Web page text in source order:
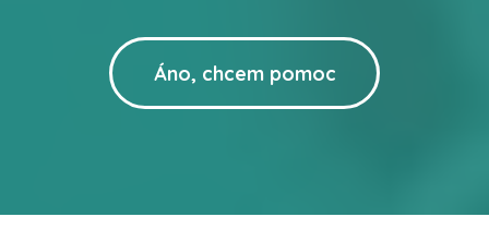
Áno, chcem pomoc